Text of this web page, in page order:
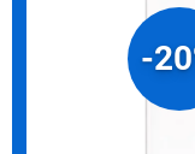
-